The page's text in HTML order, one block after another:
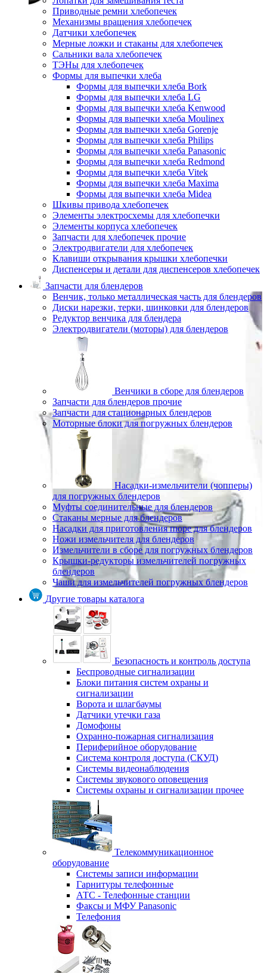
Приводные ремни хлебопечек
Механизмы вращения хлебопечек
Датчики хлебопечек
Мерные ложки и стаканы для хлебопечек
Сальники вала хлебопечек
ТЭНы для хлебопечек
Формы для выпечки хлеба
Формы для выпечки хлеба Bork
Формы для выпечки хлеба LG
Формы для выпечки хлеба Kenwood
Формы для выпечки хлеба Moulinex
Формы для выпечки хлеба Gorenje
Формы для выпечки хлеба Philips
Формы для выпечки хлеба Panasonic
Формы для выпечки хлеба Redmond
Формы для выпечки хлеба Vitek
Формы для выпечки хлеба Maxima
Формы для выпечки хлеба Midea
Шкивы привода хлебопечек
Элементы электросхемы для хлебопечки
Элементы корпуса хлебопечек
Запчасти для хлебопечек прочие
Электродвигатели для хлебопечек
Клавиши открывания крышки хлебопечки
Диспенсеры и детали для диспенсеров хлебопечек
Запчасти для блендеров
Венчик, только металлическая часть для блендеров
Диски нарезки, терки, шинковки для блендеров
Редуктор венчика для блендера
Электродвигатели (моторы) для блендеров
Венчики в сборе для блендеров
Запчасти для блендеров прочие
Запчасти для стационарных блендеров
Моторные блоки для погружных блендеров
Насадки-измельчители (чопперы)
для погружных блендеров
Муфты соединительные для блендеров
Стаканы мерные для блендеров
Насадки для приготовления пюре для блендеров
Ножи измельчителя для блендеров
Измельчители в сборе для погружных блендеров
Крышки-редукторы измельчителей погружных
блендеров
Чаши для измельчителей погружных блендеров
Другие товары каталога
Безопасность и контроль доступа
Беспроводные сигнализации
Блоки питания систем охраны и
сигнализации
Ворота и шлагбаумы
Датчики утечки газа
Домофоны
Охранно-пожарная сигнализация
Периферийное оборудование
Система контроля доступа (СКУД)
Системы видеонаблюдения
Системы звукового оповещения
Системы охраны и сигнализации прочее
Телекоммуникационное
оборудование
Системы записи информации
Гарнитуры телефонные
АТС - Телефонные станции
Факсы и МФУ Panasonic
Телефония